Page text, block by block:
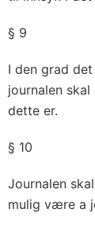
§ 9
I den grad
journalen
dette er.
§ 10
Journalen
mulig være a